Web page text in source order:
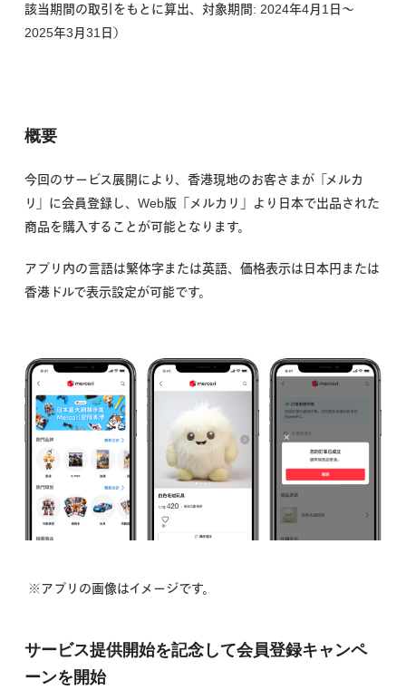
該当期間の取引をもとに算出、対象期間: 2024年4月1日〜
2025年3月31日）
概要
今回のサービス展開により、香港現地のお客さまが「メルカ
リ」に会員登録し、Web版「メルカリ」より日本で出品された
商品を購入することが可能となります。
アプリ内の言語は繁体字または英語、価格表示は日本円または
香港ドルで表示設定が可能です。
※アプリの画像はイメージです。
サービス提供開始を記念して会員登録キャンペ
ーンを開始